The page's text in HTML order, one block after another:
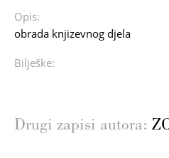
Opis:
obrada knjizevnog djela
Bilješke:
Drugi zapisi autora: